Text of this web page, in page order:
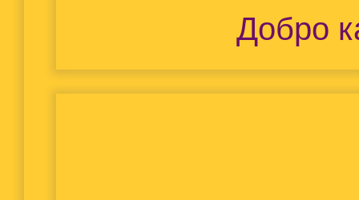
Добро